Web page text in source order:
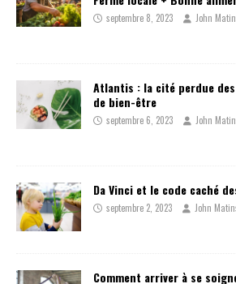
septembre 8, 2023 John
Atlantis : la cité perdue
de bien-être
septembre 6, 2023 John
Da Vinci et le code caché
septembre 2, 2023 John
Comment arriver à se